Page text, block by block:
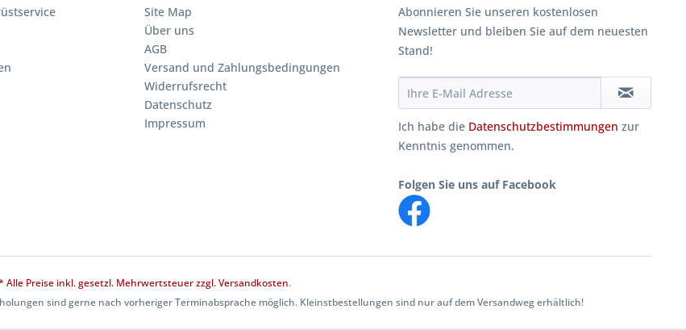
Site Map
Über uns
AGB
Versand und Zahlungsbedingungen
Widerrufsrecht
Datenschutz
Impressum
Abonnieren Sie unseren kostenlosen
Newsletter und bleiben Sie auf dem neuesten
Stand!
Ich habe die Datenschutzbestimmungen zur
Kenntnis genommen.
Folgen Sie uns auf Facebook
Alle Preise inkl. gesetzl. Mehrwertsteuer zzgl.Versandkosten.
sind gerne nach vorheriger Terminabsprache möglich. Kleinstbestellungen sind nur auf dem Versandweg erhältlich!